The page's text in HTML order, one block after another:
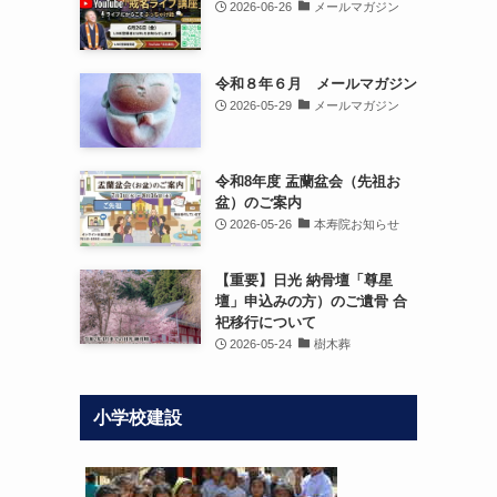
2026-06-26 メールマガジン
令和８年６月 メールマガジン
2026-05-29 メールマガジン
令和8年度 盂蘭盆会（先祖お
盆）のご案内
2026-05-26 本寿院お知らせ
【重要】日光 納骨壇「尊星
壇」申込みの方）のご遺骨 合
祀移行について
2026-05-24 樹木葬
小学校建設